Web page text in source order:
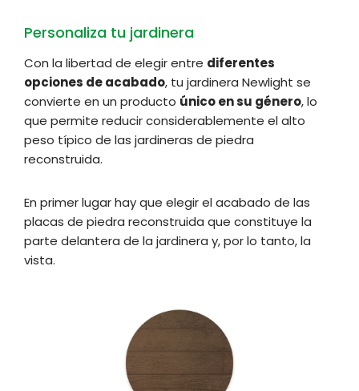
Personaliza tu jardinera
Con la libertad de elegir entre diferentes
opciones de acabado, tu jardinera Newlight se
convierte en un producto único en su género, lo
que permite reducir considerablemente el alto
peso típico de las jardineras de piedra
reconstruida.
En primer lugar hay que elegir el acabado de las
placas de piedra reconstruida que constituye la
parte delantera de la jardinera y, por lo tanto, la
vista.